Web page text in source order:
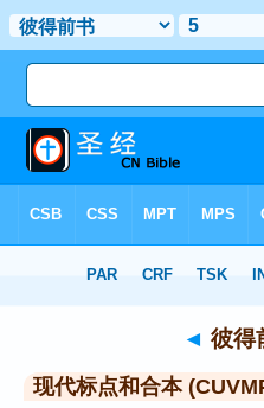
> 彼得前书 5
◄ 彼得
现代标点和合本